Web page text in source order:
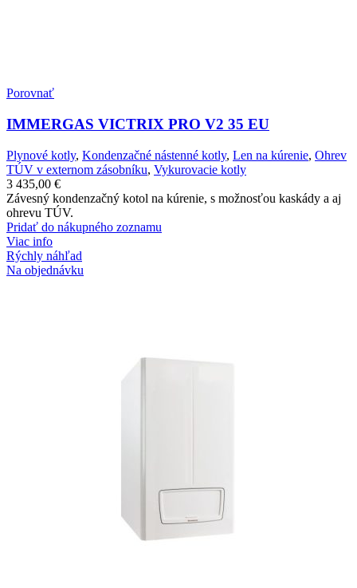
Porovnať
IMMERGAS VICTRIX PRO V2 35 EU
Plynové kotly, Kondenzačné nástenné kotly, Len na kúrenie, Ohrev
TÚV v externom zásobníku, Vykurovacie kotly
3 435,00 €
Závesný kondenzačný kotol na kúrenie, s možnosťou kaskády a aj
ohrevu TÚV.
Pridať do nákupného zoznamu
Viac info
Rýchly náhľad
Na objednávku